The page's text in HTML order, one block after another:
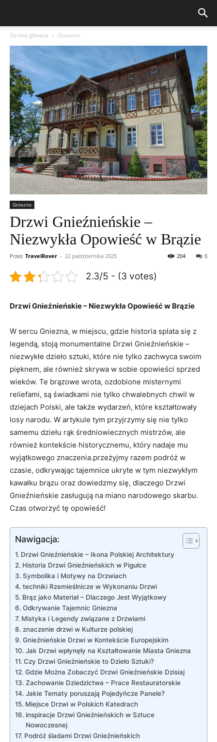
Strona główna Gniezno
Gniezno
Drzwi Gnieźnieńskie –
Niezwykła Opowieść w Brązie
Przez TravelRover - 22 października 2025 0
204
2.3/5 - (3 votes)
Drzwi Gnieźnieńskie – Niezwykła Opowieść w‌ Brązie
W sercu Gniezna, w ⁤miejscu, gdzie ‌historia splata⁤ się z
legendą, stoją monumentalne Drzwi Gnieźnieńskie –
niezwykłe dzieło sztuki, które nie tylko zachwyca swoim
pięknem, ale również skrywa w sobie opowieści sprzed
wieków. Te brązowe wrota,‌ ozdobione misternymi
reliefami, są świadkami nie tylko chwalebnych chwil w
dziejach Polski, ale także wydarzeń,⁤ które kształtowały
losy narodu. W artykule tym ​przyjrzymy się nie​ tylko
samemu dziełu rąk średniowiecznych mistrzów, ale
również kontekście historycznemu, który ⁤nadaje mu
wyjątkowego znaczenia.przeżyjmy razem podróż w
czasie, odkrywając ⁤tajemnice ukryte w tym niezwykłym ​
kawałku brązu oraz ⁢dowiedzmy się, dlaczego Drzwi
Gnieźnieńskie zasługują na miano narodowego skarbu.
Czas otworzyć tę opowieść!
Nawigacja:
Drzwi Gnieźnieńskie –⁣ Ikona Polskiej Architektury
Historia ‌Drzwi Gnieźnieńskich w Pigułce
Symbolika i ⁣Motywy na Drzwiach
techniki Rzemieślnicze w Wykonaniu⁢ Drzwi
Brąz jako Materiał – Dlaczego Jest Wyjątkowy
Odkrywanie Tajemnic Gniezna
Mistyka i Legendy związane z Drzwiami
znaczenie drzwi w Kulturze polskiej
Gnieźnieńskie‌ Drzwi‍ w Kontekście Europejskim
Jak Drzwi wpłynęły na Kształtowanie Miasta Gniezna
Czy Drzwi Gnieźnieńskie to Dzieło Sztuki?
Gdzie Można Zobaczyć ⁢Drzwi Gnieźnieńskie Dzisiaj
Zachowanie Dziedzictwa – Prace Restauratorskie
Jakie Tematy poruszają Pojedyńcze Panele?
Miejsce Drzwi w Polskich Katedrach
inspiracje Drzwi Gnieźnieńskich​ w Sztuce
Nowoczesnej
Podróż śladami Drzwi Gnieźnieńskich